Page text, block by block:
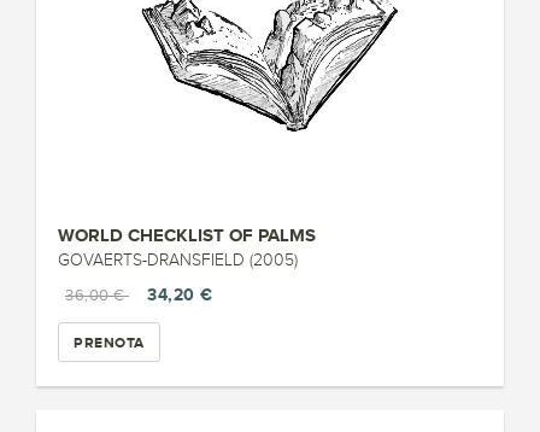
WORLD CHECKLIST OF PALMS
GOVAERTS-DRANSFIELD (2005)
36,00 €
34,20 €
PRENOTA